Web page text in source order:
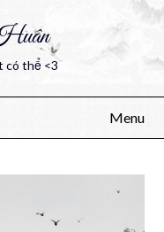
có thể <3
Menu